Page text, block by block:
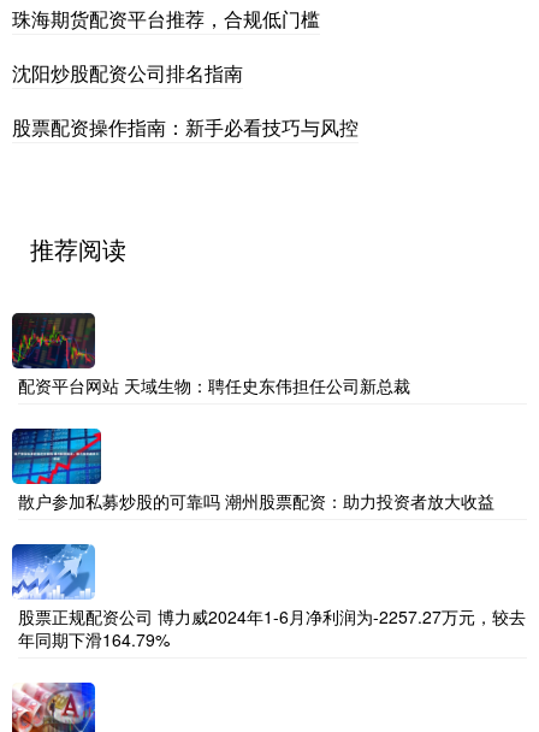
珠海期货配资平台推荐，合规低门槛
沈阳炒股配资公司排名指南
股票配资操作指南：新手必看技巧与风控
推荐阅读
配资平台网站 天域生物：聘任史东伟担任公司新总裁
散户参加私募炒股的可靠吗 潮州股票配资：助力投资者放大收益
股票正规配资公司 博力威2024年1-6月净利润为-2257.27万元，较去
年同期下滑164.79%